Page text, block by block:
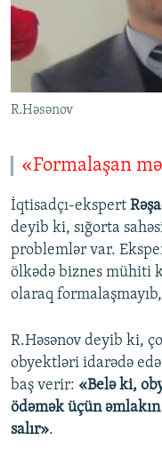
R.Həsənov
«Formalaşan
İqtisadçı-ekspert
deyib ki, sığorta
problemlər var.
ölkədə biznes mühiti
olaraq
R.Həsənov deyib ki,
obyektləri idarədə
baş verir: «Belə ki,
ödəmək üçün
salır».